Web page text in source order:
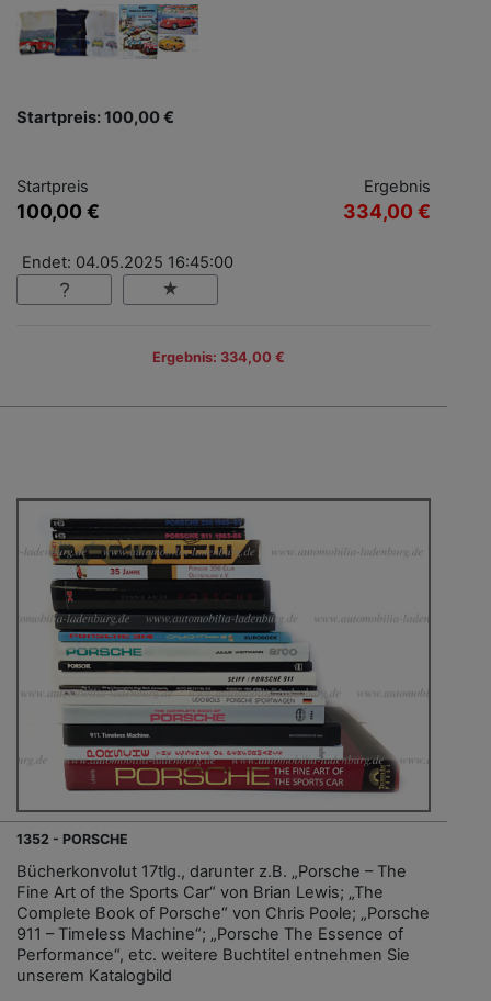
Startpreis: 100,00 €
Startpreis
100,00 €
Ergebnis
334,00 €
Endet: 04.05.2025 16:45:00
Ergebnis: 334,00 €
1352 - PORSCHE
Bücherkonvolut 17tlg., darunter z.B. „Porsche – The
Fine Art of the Sports Car“ von Brian Lewis; „The
Complete Book of Porsche“ von Chris Poole; „Porsche
911 – Timeless Machine“; „Porsche The Essence of
Performance“, etc. weitere Buchtitel entnehmen Sie
unserem Katalogbild